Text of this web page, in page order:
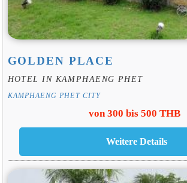
GOLDEN PLACE
HOTEL IN KAMPHAENG PHET
KAMPHAENG PHET CITY
von 300 bis 500 THB